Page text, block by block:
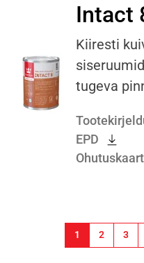
Intact
Kiiresti
tugeva
EPD
Ohutuskaart
1 2 3